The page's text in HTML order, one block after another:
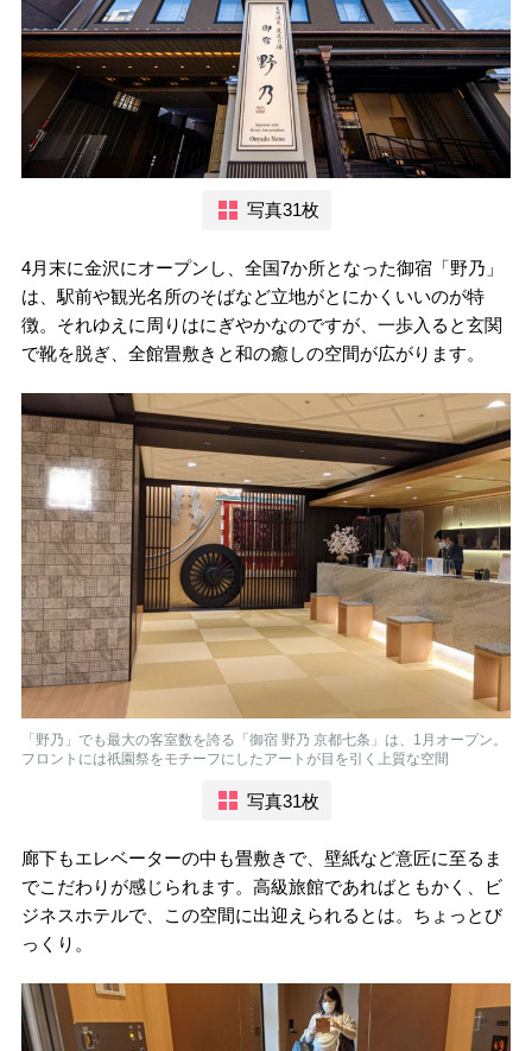
写真31枚
4月末に金沢にオープンし、全国7か所となった御宿「野乃」
は、駅前や観光名所のそばなど立地がとにかくいいのが特
徴。それゆえに周りはにぎやかなのですが、一歩入ると玄関
で靴を脱ぎ、全館畳敷きと和の癒しの空間が広がります。
「野乃」でも最大の客室数を誇る「御宿 野乃 京都七条」は、1月オープン。
フロントには祇園祭をモチーフにしたアートが目を引く上質な空間
写真31枚
廊下もエレベーターの中も畳敷きで、壁紙など意匠に至るま
でこだわりが感じられます。高級旅館であればともかく、ビ
ジネスホテルで、この空間に出迎えられるとは。ちょっとび
っくり。